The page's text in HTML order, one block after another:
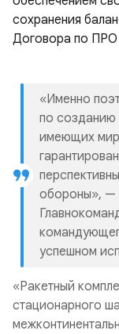
«Именно
по созданию
имеющих
обороны», —
успешном
«Ракетный
стационарного